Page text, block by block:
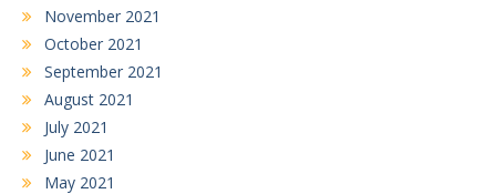
November 2021
October 2021
September 2021
August 2021
July 2021
June 2021
May 2021